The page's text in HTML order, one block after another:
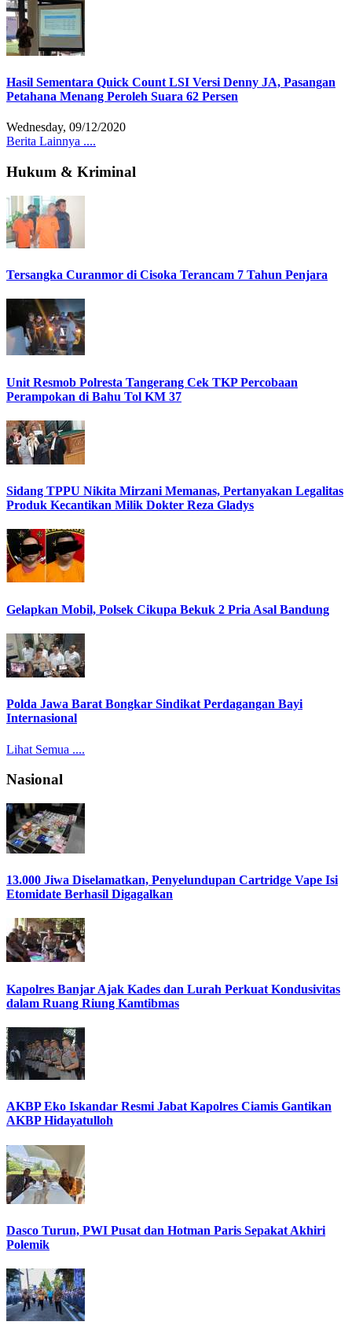
Hasil Sementara Quick Count LSI Versi Denny JA, Pasangan
Petahana Menang Peroleh Suara 62 Persen
Wednesday, 09/12/2020
Berita Lainnya ....
Hukum & Kriminal
Tersangka Curanmor di Cisoka Terancam 7 Tahun Penjara
Unit Resmob Polresta Tangerang Cek TKP Percobaan
Perampokan di Bahu Tol KM 37
Sidang TPPU Nikita Mirzani Memanas, Pertanyakan Legalitas
Produk Kecantikan Milik Dokter Reza Gladys
Gelapkan Mobil, Polsek Cikupa Bekuk 2 Pria Asal Bandung
Polda Jawa Barat Bongkar Sindikat Perdagangan Bayi
Internasional
Lihat Semua ....
Nasional
13.000 Jiwa Diselamatkan, Penyelundupan Cartridge Vape Isi
Etomidate Berhasil Digagalkan
Kapolres Banjar Ajak Kades dan Lurah Perkuat Kondusivitas
dalam Ruang Riung Kamtibmas
AKBP Eko Iskandar Resmi Jabat Kapolres Ciamis Gantikan
AKBP Hidayatulloh
Dasco Turun, PWI Pusat dan Hotman Paris Sepakat Akhiri
Polemik